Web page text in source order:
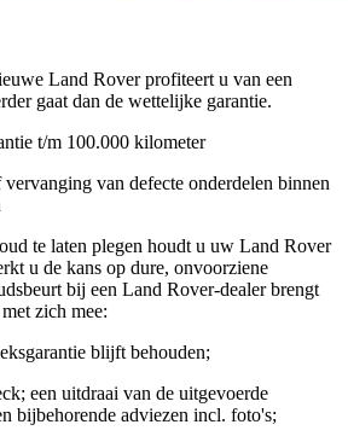
Land Rover profiteert u van een
gaat dan de wettelijke garantie.
t/m 100.000 kilometer
van defecte onderdelen binnen
te laten plegen houdt u uw Land Rover
u de kans op dure, onvoorziene
bij een Land Rover-dealer brengt
zich mee:
blijft behouden;
een uitdraai van de uitgevoerde
bijbehorende adviezen incl. foto's;